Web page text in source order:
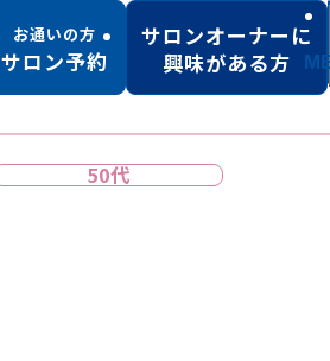
たるみ・しわ
50代
お通いの方
サロン予約
サロンオーナーに
興味がある方